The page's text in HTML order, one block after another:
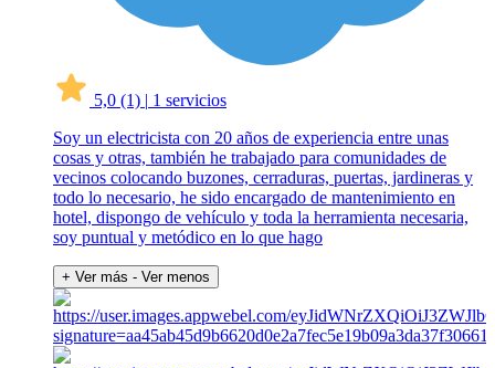
5,0 (1) | 1 servicios
Soy un electricista con 20 años de experiencia entre unas
cosas y otras, también he trabajado para comunidades de
vecinos colocando buzones, cerraduras, puertas, jardineras y
todo lo necesario, he sido encargado de mantenimiento en
hotel, dispongo de vehículo y toda la herramienta necesaria,
soy puntual y metódico en lo que hago
+ Ver más - Ver menos